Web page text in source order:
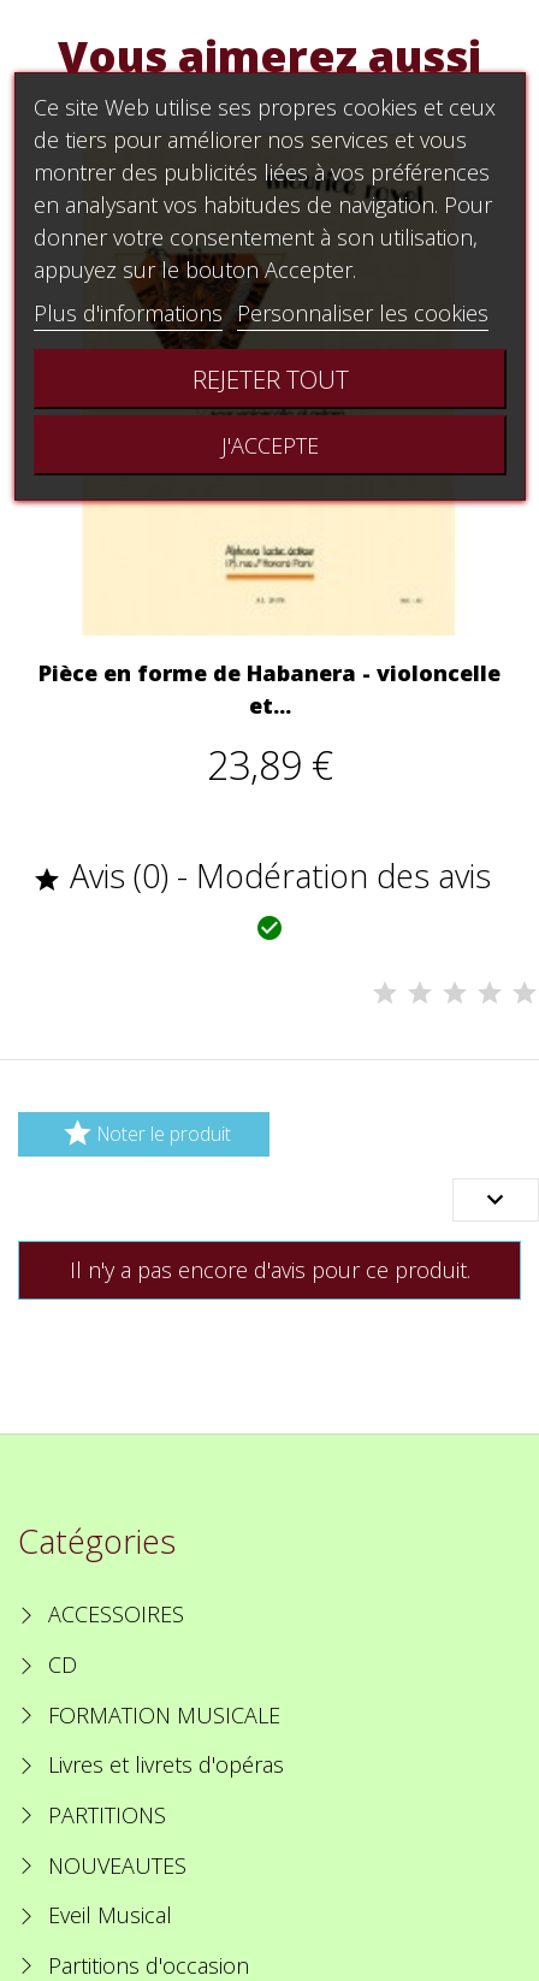
Vous aimerez aussi
Pièce en forme de Habanera - violoncelle
et...
23,89 €
 Avis (0) - Modération des avis

 Noter le produit

Il n'y a pas encore d'avis pour ce produit.
Catégories
ACCESSOIRES
CD
FORMATION MUSICALE
Livres et livrets d'opéras
PARTITIONS
NOUVEAUTES
Eveil Musical
Partitions d'occasion
Ce site Web utilise ses propres cookies et ceux
de tiers pour améliorer nos services et vous
montrer des publicités liées à vos préférences
en analysant vos habitudes de navigation. Pour
donner votre consentement à son utilisation,
appuyez sur le bouton Accepter.
Plus d'informations Personnaliser les cookies
REJETER TOUT
J'ACCEPTE